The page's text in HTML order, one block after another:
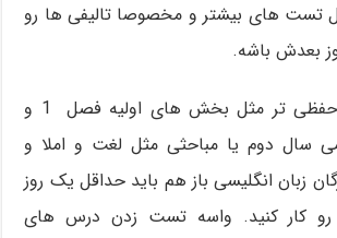
تست های بیشتر و مخصوصا تالیفی ها رو
بعدش باشه.
اما واسه مباحث حفظی تر مثل بخش های اولیه فصل 1 و
5 شیمی سال دوم یا مباحثی مثل لغت و املا و
زبان انگلیسی باز هم باید حداقل یک روز
کار کنید. واسه تست زدن درس های